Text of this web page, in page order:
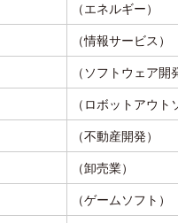
（エネルギー）
（情報サービス）
（ソフトウェア開
（ロボットアウ
（不動産開発）
（卸売業）
（ゲームソフト）